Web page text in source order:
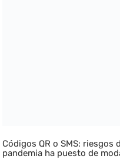
Códigos QR o SMS:
pandemia ha puesto de